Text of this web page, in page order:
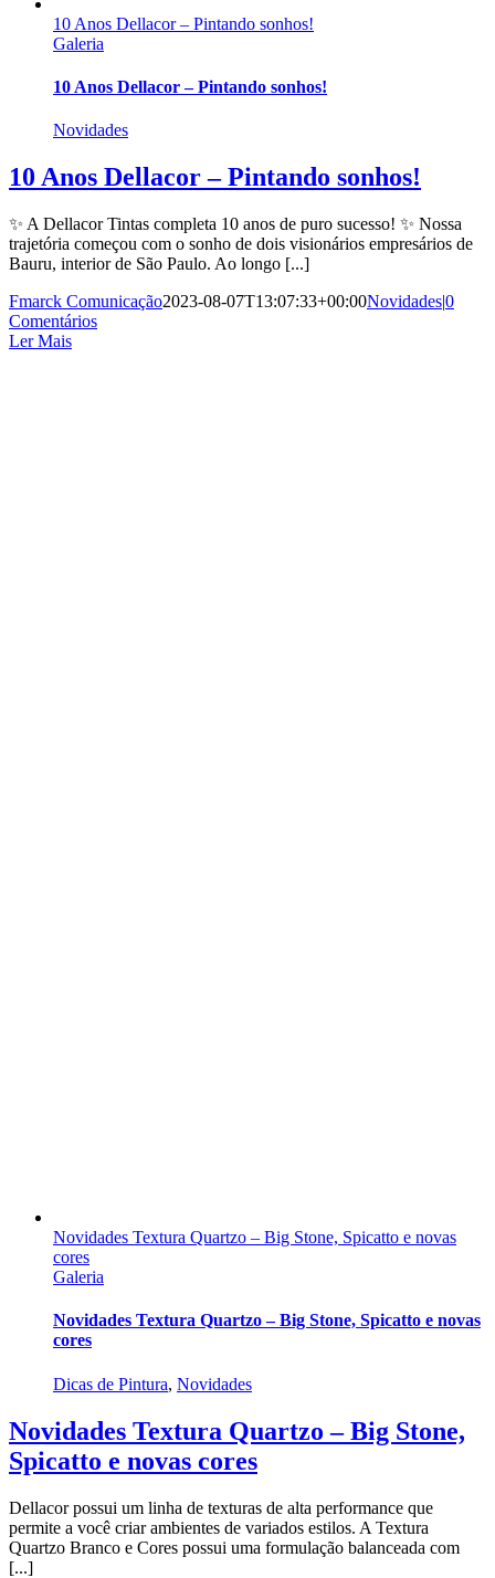
10 Anos Dellacor – Pintando sonhos!
Galeria
10 Anos Dellacor – Pintando sonhos!
Novidades
10 Anos Dellacor – Pintando sonhos!
✨ A Dellacor Tintas completa 10 anos de puro sucesso! ✨ Nossa
trajetória começou com o sonho de dois visionários empresários de
Bauru, interior de São Paulo. Ao longo [...]
Fmarck Comunicação2023-08-07T13:07:33+00:00Novidades|0
Comentários
Ler Mais
Novidades Textura Quartzo – Big Stone, Spicatto e novas
cores
Galeria
Novidades Textura Quartzo – Big Stone, Spicatto e novas
cores
Dicas de Pintura, Novidades
Novidades Textura Quartzo – Big Stone,
Spicatto e novas cores
Dellacor possui um linha de texturas de alta performance que
permite a você criar ambientes de variados estilos. A Textura
Quartzo Branco e Cores possui uma formulação balanceada com
[...]